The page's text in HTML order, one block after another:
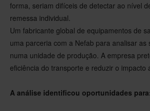
forma, seriam difíceis de detectar ao nível
remessa individual.
Um fabricante global de equipamentos de
uma parceria com a Nefab para analisar as
numa unidade de produção. A empresa
eficiência do transporte e reduzir o impacto
A análise identificou oportunidades para: